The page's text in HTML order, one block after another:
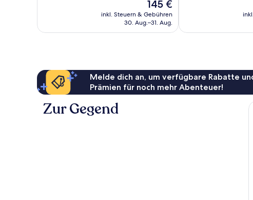
Der
Preis
beträgt
145 €
inkl. Steuern & Gebühren
30. Aug.–31. Aug.
Melde dich an, um verfügbare Rabatte
Prämien für noch mehr Abenteuer!
Zur Gegend